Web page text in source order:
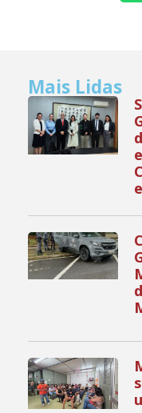
Mais Lidas